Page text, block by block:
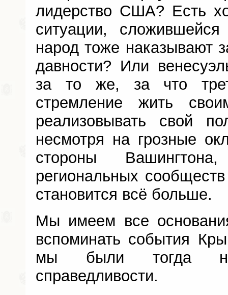
лидерство США? Есть
ситуации,
народ тоже наказывают
давности? Или
за то же, за что
стремление жить
реализовывать свой
несмотря на грозные
стороны
региональных
становится всё больше.
Мы имеем все
вспоминать события
мы были тогда
справедливости.